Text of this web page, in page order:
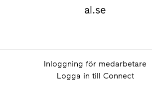
al.se
Inloggning för medarbetare
Logga in till Connect